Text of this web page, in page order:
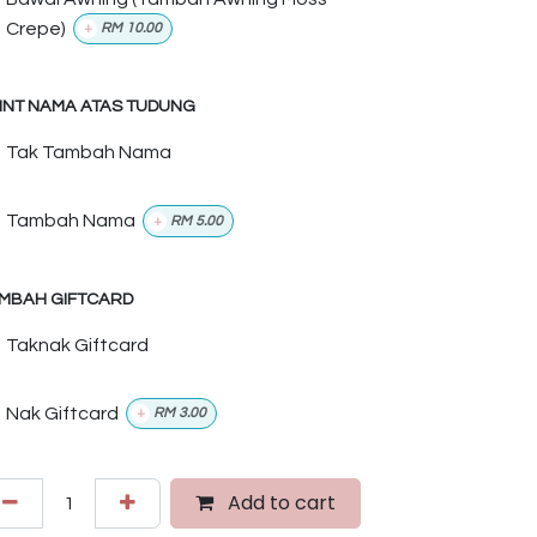
Crepe)
+ RM 10.00
NAMA ATAS TUDUNG
Tak Tambah Nama
Tambah Nama + RM 5.00
GIFTCARD
Taknak Giftcard
Nak Giftcard + RM 3.00
Add to cart